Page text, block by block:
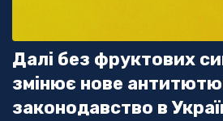
Далі без фруктових
змінює нове
законодавство в